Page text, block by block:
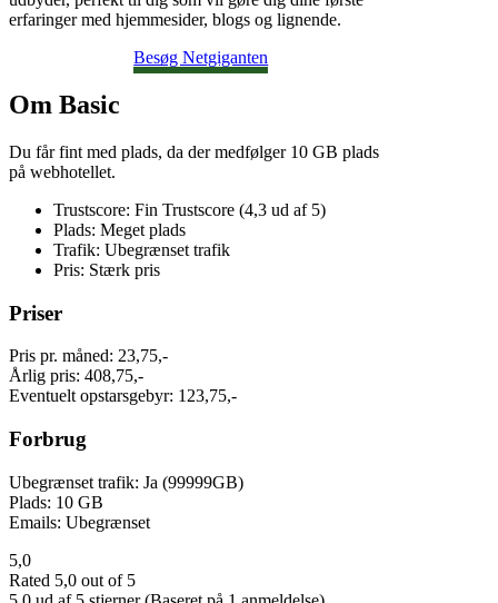
erfaringer med hjemmesider, blogs og lignende.
Besøg Netgiganten
Om Basic
Du får fint med plads, da der medfølger 10 GB plads
på webhotellet.
Trustscore: Fin Trustscore (4,3 ud af 5)
Plads: Meget plads
Trafik: Ubegrænset trafik
Pris: Stærk pris
Priser
Pris pr. måned: 23,75,-
Årlig pris: 408,75,-
Eventuelt opstarsgebyr: 123,75,-
Forbrug
Ubegrænset trafik: Ja (99999GB)
Plads: 10 GB
Emails: Ubegrænset
5,0
Rated 5,0 out of 5